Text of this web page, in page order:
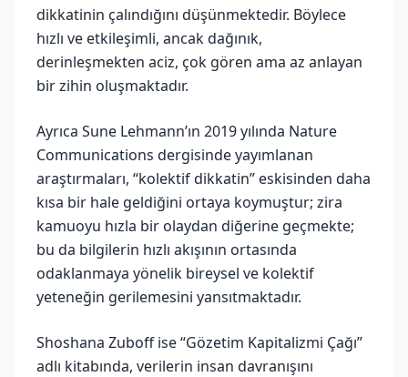
dikkatinin çalındığını düşünmektedir. Böylece
hızlı ve etkileşimli, ancak dağınık,
derinleşmekten aciz, çok gören ama az anlayan
bir zihin oluşmaktadır.
Ayrıca Sune Lehmann’ın 2019 yılında Nature
Communications dergisinde yayımlanan
araştırmaları, “kolektif dikkatin” eskisinden daha
kısa bir hale geldiğini ortaya koymuştur; zira
kamuoyu hızla bir olaydan diğerine geçmekte;
bu da bilgilerin hızlı akışının ortasında
odaklanmaya yönelik bireysel ve kolektif
yeteneğin gerilemesini yansıtmaktadır.
Shoshana Zuboff ise “Gözetim Kapitalizmi Çağı”
adlı kitabında, verilerin insan davranışını